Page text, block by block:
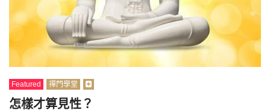
Featured 禪門學堂
怎樣才算見性？